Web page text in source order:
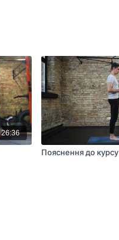
26:36
Пояснення до курсу